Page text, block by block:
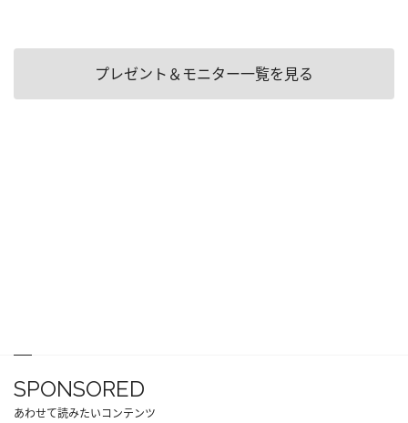
プレゼント＆モニター一覧を見る
SPONSORED
あわせて読みたいコンテンツ